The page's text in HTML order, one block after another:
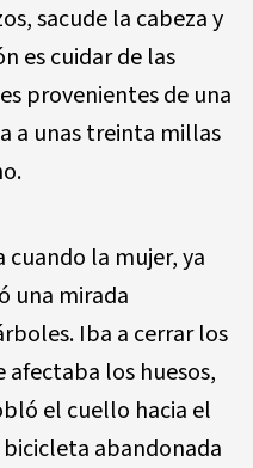
sacude la cabeza y
es cuidar de las
provenientes de una
a unas treinta millas
cuando la mujer, ya
una mirada
Iba a cerrar los
los huesos,
el cuello hacia el
abandonada